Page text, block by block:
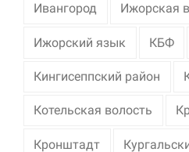
Ивангород Ижорская
Ижорский язык КБФ
Кингисеппский район
Котельская волость
Кронштадт